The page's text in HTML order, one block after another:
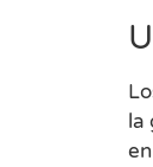
la